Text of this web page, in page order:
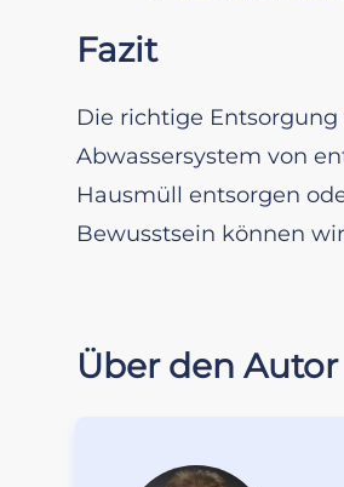
Fazit
Die richtige
Abwassersystem von
Hausmüll entsorgen
Bewusstsein können
Über den Autor